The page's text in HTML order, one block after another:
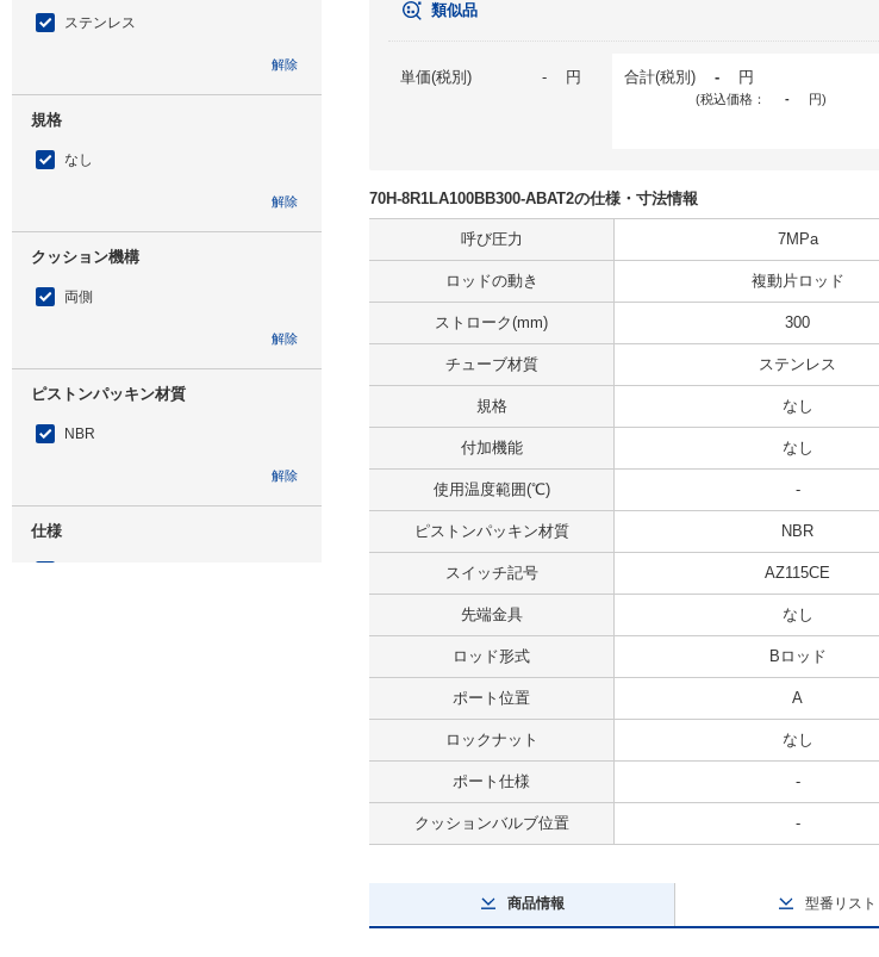
ステンレス
解除
規格
なし
解除
クッション機構
両側
解除
ピストンパッキン材質
NBR
解除
仕様
類似品
単価(税別) - 円 合計(税別) - 円
(税込価格： - 円)
70H-8R1LA100BB300-ABAT2の仕様・寸法情報
呼び圧力 7MPa
ロッドの動き 複動片ロッド
ストローク(mm) 300
チューブ材質 ステンレス
規格 なし
付加機能 なし
使用温度範囲(℃) -
ピストンパッキン材質 NBR
スイッチ記号 AZ115CE
先端金具 なし
ロッド形式 Bロッド
ポート位置 A
ロックナット なし
ポート仕様 -
クッションバルブ位置 -
商品情報 型番リスト